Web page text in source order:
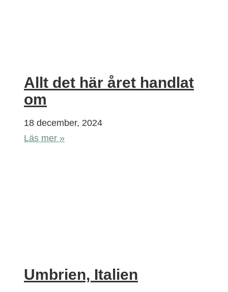
Allt det här året handlat
om
18 december, 2024
Läs mer »
Umbrien, Italien